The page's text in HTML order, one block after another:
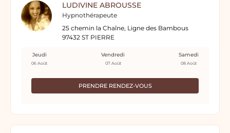
LUDIVINE ABROUSSE
Hypnothérapeute
25 chemin la Chaîne, Ligne des Bambous
97432 ST PIERRE
PRENDRE RENDEZ-VOUS
Jeudi
06 Août
Vendredi
07 Août
Samedi
08 Août